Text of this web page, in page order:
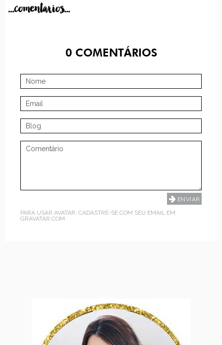
...comentarios...
0COMENTÁRIOS
PARA USAR AVATAR, CADASTRE-SE COM SEU EMAIL EM
GRAVATAR.COM